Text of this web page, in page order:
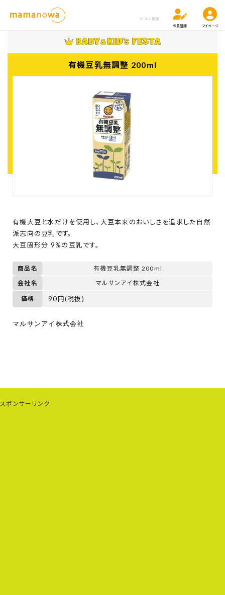
口コミ検索
会員登録
マイページ
有機豆乳無調整 200ml
有機大豆と水だけを使用し、 大豆本来のおいしさを追求した自然
派志向の豆乳です。
大豆固形分 9%の豆乳です。
商品名
有機豆乳無調整 200ml
会社名
マルサンアイ株式会社
価格 90円(税抜)
マルサンアイ株式会社
スポンサーリンク